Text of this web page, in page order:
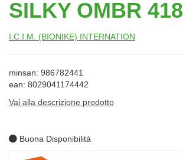
SILKY OMBR 418
I.C.I.M. (BIONIKE) INTERNATION
minsan: 986782441
ean: 8029041174442
Vai alla descrizione prodotto
Buona Disponibilità